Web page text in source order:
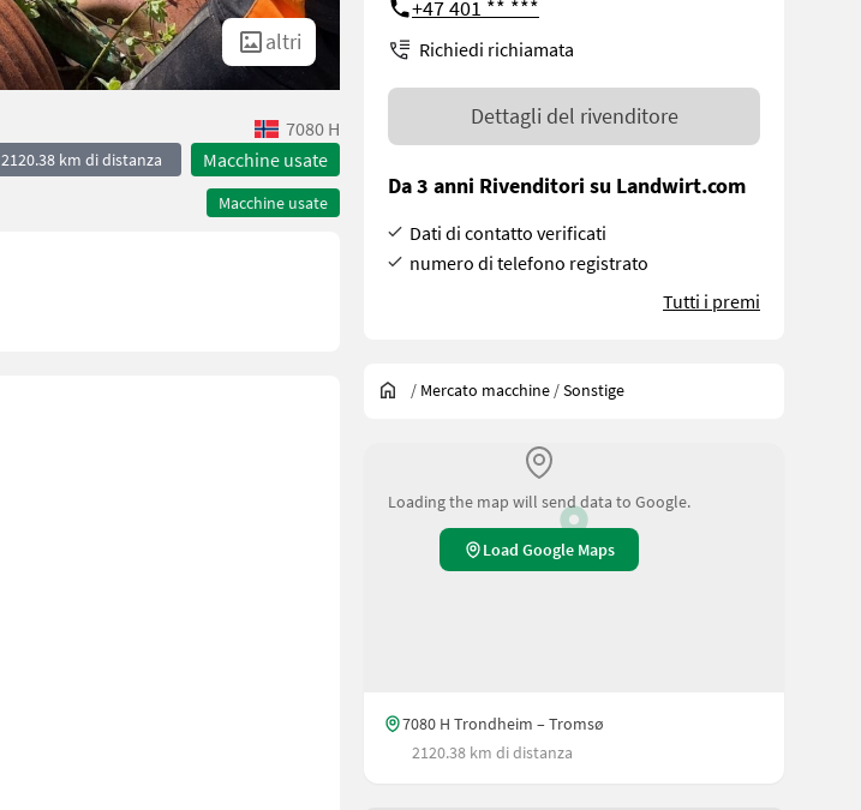
altri
7080 H
2120.38 km di distanza Macchine usate
Macchine usate
+47 401 ** ***
Richiedi richiamata
Dettagli del rivenditore
Da 3 anni Rivenditori su Landwirt.com
Dati di contatto verificati
numero di telefono registrato
Tutti i premi
/ Mercato macchine /Sonstige
Loading the map will send data to Google.
Load Google Maps
7080 H Trondheim – Tromsø
2120.38 km di distanza